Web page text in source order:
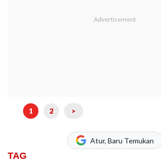
1 2 >
Atur, Baru Temukan
TAG